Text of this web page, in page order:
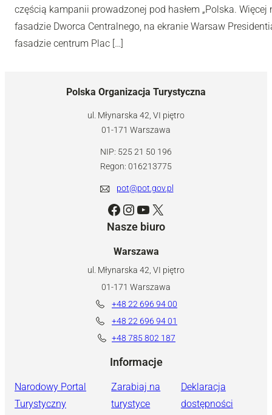
częścią kampanii prowadzonej pod hasłem „Polska.
fasadzie Dworca Centralnego, na ekranie Warsaw
fasadzie centrum Plac […]
Polska Organizacja Turystyczna
ul. Młynarska 42, VI piętro
01-171 Warszawa
NIP: 525 21 50 196
Regon: 016213775
pot@pot.gov.pl
Facebook Instagram YouTube X
Nasze biuro
Warszawa
ul. Młynarska 42, VI piętro
01-171 Warszawa
+48 22 696 94 00
+48 22 696 94 01
+48 785 802 187
Informacje
Narodowy Portal
Turystyczny
Zarabiaj na
turystyce
Deklaracja
dostępności